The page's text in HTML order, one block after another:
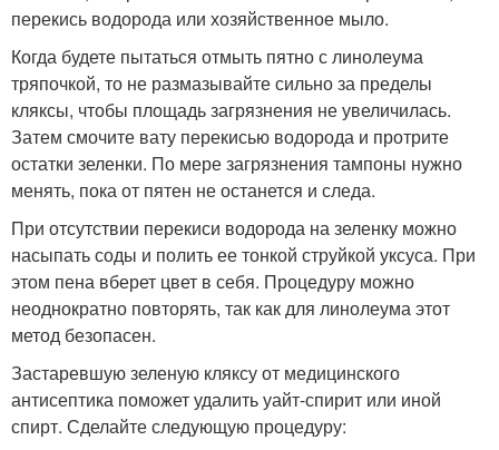
перекись водорода или хозяйственное мыло.
Когда будете пытаться отмыть пятно с линолеума
тряпочкой, то не размазывайте сильно за пределы
кляксы, чтобы площадь загрязнения не увеличилась.
Затем смочите вату перекисью водорода и протрите
остатки зеленки. По мере загрязнения тампоны нужно
менять, пока от пятен не останется и следа.
При отсутствии перекиси водорода на зеленку можно
насыпать соды и полить ее тонкой струйкой уксуса. При
этом пена вберет цвет в себя. Процедуру можно
неоднократно повторять, так как для линолеума этот
метод безопасен.
Застаревшую зеленую кляксу от медицинского
антисептика поможет удалить уайт-спирит или иной
спирт. Сделайте следующую процедуру: